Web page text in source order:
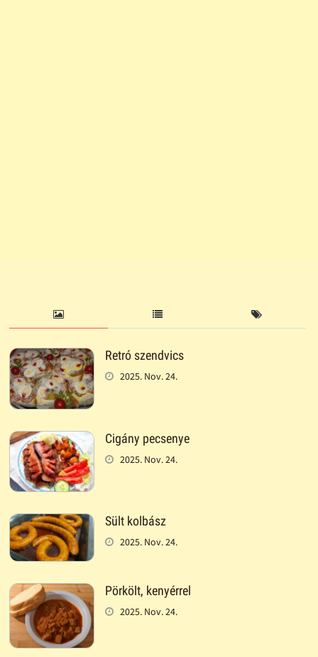
Retró szendvics
2025. Nov. 24.
Cigány pecsenye
2025. Nov. 24.
Sült kolbász
2025. Nov. 24.
Pörkölt, kenyérrel
2025. Nov. 24.